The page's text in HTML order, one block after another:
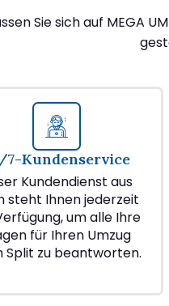
Sie sich auf MEGA
7-Kundenservice
Kundendienst aus
steht Ihnen jederzeit
um alle Ihre
für Ihren Umzug
Split zu beantworten.